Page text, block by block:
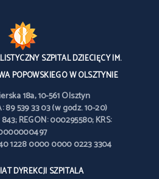
SZPITAL DZIECIĘCY IM.
POPOWSKIEGO W OLSZTYNIE
18a, 10-561 Olsztyn
89 539 33 03 (w godz. 10-20)
REGON: 000295580; KRS:
1228 0000 0000 0223 3304
DYREKCJI SZPITALA